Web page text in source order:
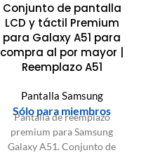
Conjunto de pantalla
LCD y táctil Premium
para Galaxy A51 para
compra al por mayor |
Reemplazo A51
Pantalla Samsung
Sólo para miembros
Pantalla de reemplazo
premium para Samsung
Galaxy A51. Conjunto de